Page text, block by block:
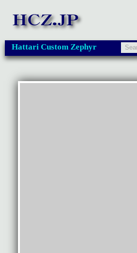
Hattari Custom Zephyr